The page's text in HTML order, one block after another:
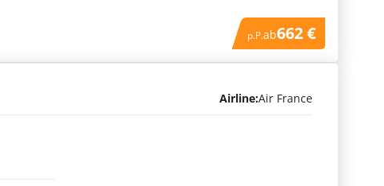
p.P.ab662 €
Airline:Air France